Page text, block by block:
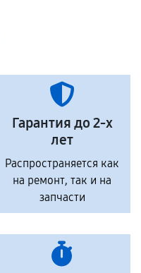
Гарантия до 2-х
лет
Распространяется как
на ремонт, так и на
запчасти